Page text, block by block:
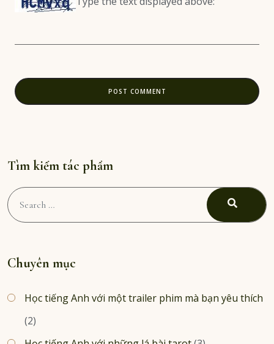
Tìm kiếm tác phẩm
Search
for:
Chuyên mục
Học tiếng Anh với một trailer phim mà bạn yêu thích
(2)